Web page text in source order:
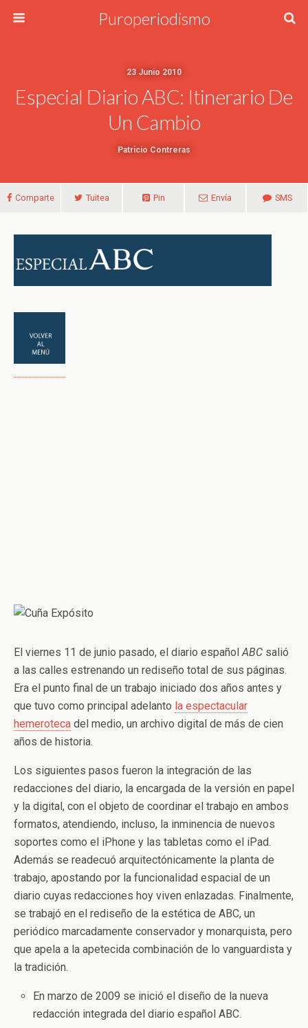
Puroperiodismo
23 Junio 2010
Especial Diario ABC: Itinerario De
Un Cambio
Patricio Contreras
Comparte Tuitea Pin Envía SMS
El viernes 11 de junio pasado, el diario español ABC salió
a las calles estrenando un rediseño total de sus páginas.
Era el punto final de un trabajo iniciado dos años antes y
que tuvo como principal adelanto la espectacular
hemeroteca del medio, un archivo digital de más de cien
años de historia.
Los siguientes pasos fueron la integración de las
redacciones del diario, la encargada de la versión en papel
y la digital, con el objeto de coordinar el trabajo en ambos
formatos, atendiendo, incluso, la inminencia de nuevos
soportes como el iPhone y las tabletas como el iPad.
Además se readecuó arquitectónicamente la planta de
trabajo, apostando por la funcionalidad espacial de un
diario cuyas redacciones hoy viven enlazadas. Finalmente,
se trabajó en el rediseño de la estética de ABC, un
periódico marcadamente conservador y monarquista, pero
que apela a la apetecida combinación de lo vanguardista y
la tradición.
En marzo de 2009 se inició el diseño de la nueva
redacción integrada del diario español ABC.